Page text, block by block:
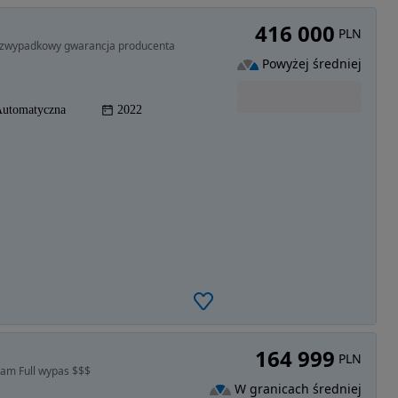
gwarancja producenta
2022
416 000 PLN
Powyżej średniej
Full wypas $$$ 164 999 PLN
W granicach średniej